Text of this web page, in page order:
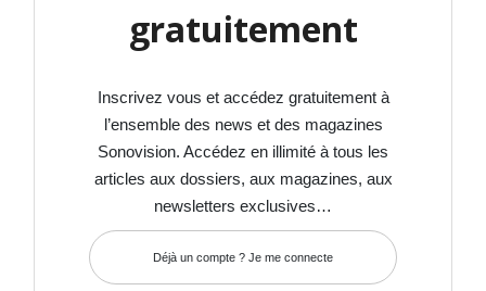
gratuitement
Inscrivez vous et accédez gratuitement à
l’ensemble des news et des magazines
Sonovision. Accédez en illimité à tous les
articles aux dossiers, aux magazines, aux
newsletters exclusives…
Déjà un compte ? Je me connecte